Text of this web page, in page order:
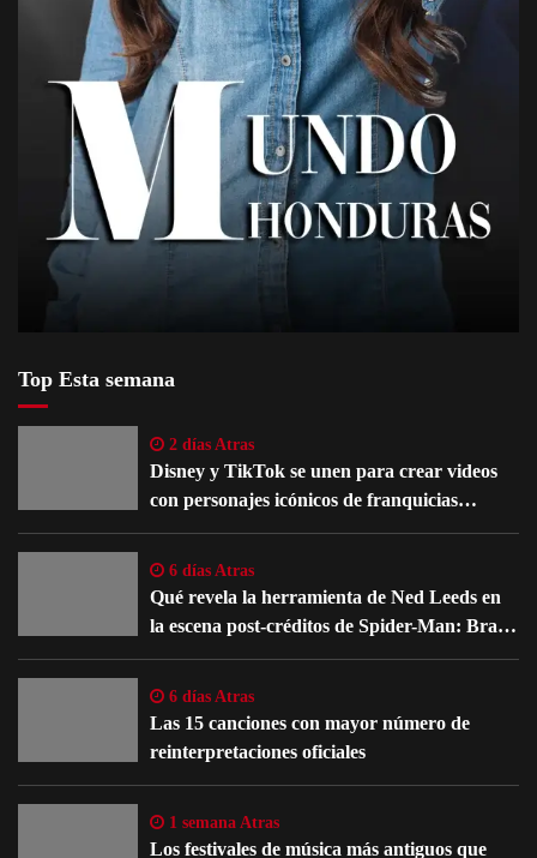
Top Esta semana
2 días Atras
Disney y TikTok se unen para crear videos
con personajes icónicos de franquicias
famosas
6 días Atras
Qué revela la herramienta de Ned Leeds en
la escena post-créditos de Spider-Man: Brand
New Day
6 días Atras
Las 15 canciones con mayor número de
reinterpretaciones oficiales
1 semana Atras
Los festivales de música más antiguos que